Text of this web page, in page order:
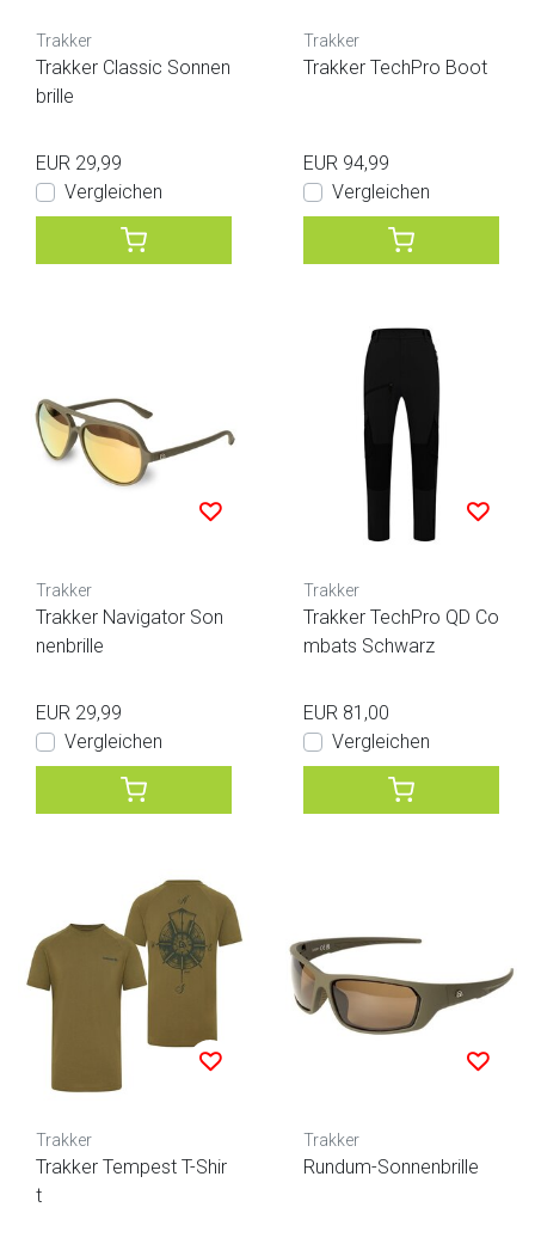
Trakker
Trakker Classic Sonnen
brille
EUR 29,99
Vergleichen
Trakker
Trakker TechPro Boot
EUR 94,99
Vergleichen
Trakker
Trakker Navigator Son
nenbrille
EUR 29,99
Vergleichen
Trakker
Trakker TechPro QD Co
mbats Schwarz
EUR 81,00
Vergleichen
Trakker
Trakker Tempest T-Shir
t
Trakker
Rundum-Sonnenbrille